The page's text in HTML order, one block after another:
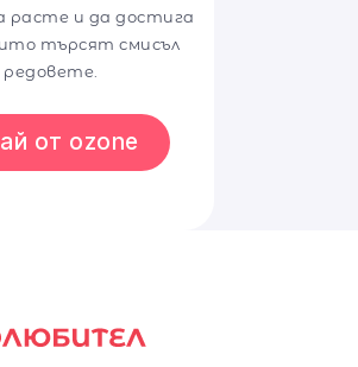
расте и да достига
търсят смисъл
от ozone